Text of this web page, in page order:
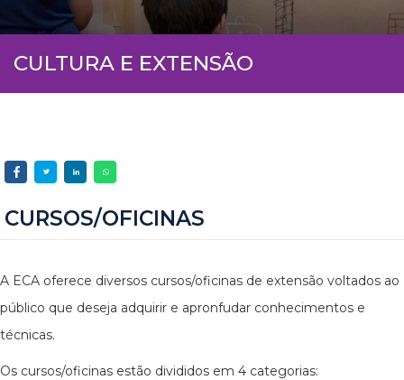
CULTURA E EXTENSÃO
CURSOS/OFICINAS
A ECA oferece diversos cursos/oficinas de extensão voltados ao
público que deseja adquirir e apronfudar conhecimentos e
técnicas.
Os cursos/oficinas estão divididos em 4 categorias: